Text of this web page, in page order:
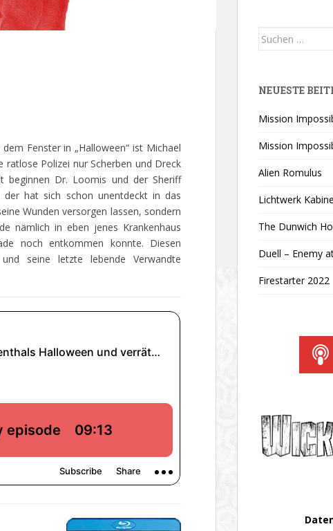
Fenster in „Halloween“ ist Michael
Polizei nur Scherben und Dreck
beginnen Dr. Loomis und der Sheriff
hat sich schon unentdeckt in das
Wunden versorgen lassen, sondern
nämlich in eben jenes Krankenhaus
noch entkommen konnte. Diesen
seine letzte lebende Verwandte
Suchen
NEUESTE
Mission
Mission
Alien Romulus
Lichtwerk
The Dunwich
Duell – Enemy
Firestarter 2022